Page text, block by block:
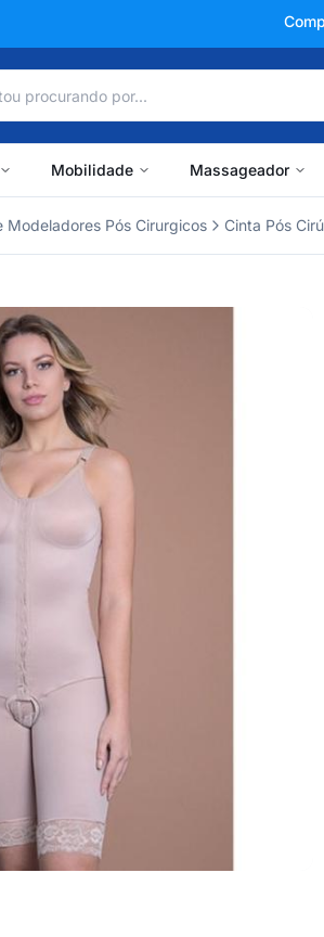
+150
Mobilidade Massageador
Modeladores Pós Cirurgicos Cinta Pós